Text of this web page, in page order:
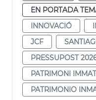
EN PORTADA
INNOVACIÓ
JCF
PRESSUPOST
PATRIMONI
PATRIMONIO